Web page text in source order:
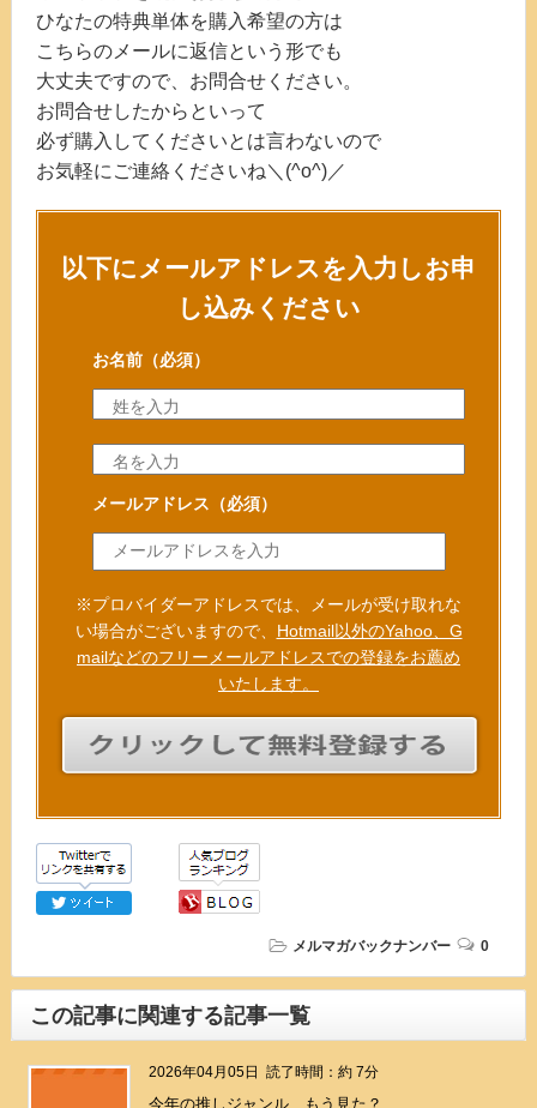
ひなたの特典単体を購入希望の方は
こちらのメールに返信という形でも
大丈夫ですので、お問合せください。
お問合せしたからといって
必ず購入してくださいとは言わないので
お気軽にご連絡くださいね＼(^o^)／
以下にメールアドレスを入力しお申
し込みください
お名前（必須）
メールアドレス （必須）
※プロバイダーアドレスでは、メールが受け取れな
い場合がございますので、 Hotmail以外のYahoo、G
mailなどのフリーメールアドレスでの登録をお薦め
いたします。
メルマガバックナンバー 0
この記事に関連する記事一覧
2026年04月05日 読了時間：約 7分
今年の推しジャンル、もう見た？